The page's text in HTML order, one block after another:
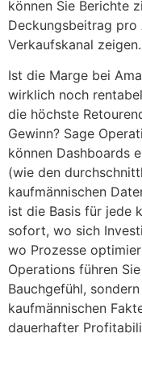
können Sie Berichte
Deckungsbeitrag
Verkaufskanal zeigen.
Ist die Marge bei
wirklich noch
die höchste
Gewinn? Sage
können Dashboards
(wie den
kaufmännischen
ist die Basis für jede
sofort, wo sich
wo Prozesse
Operations führen
Bauchgefühl,
kaufmännischen
dauerhafter